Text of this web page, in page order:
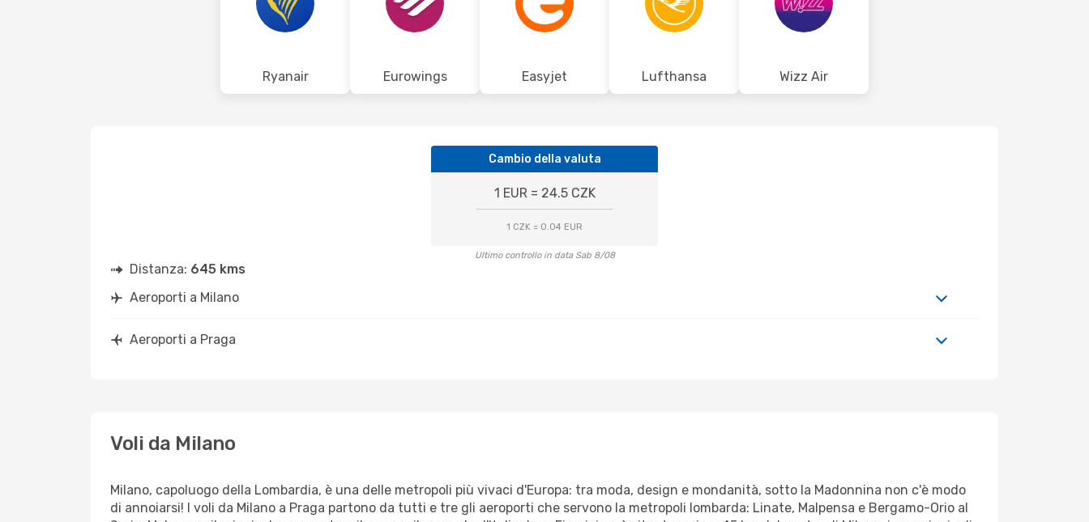
Ryanair Eurowings Easyjet Lufthansa Wizz Air
Cambio della valuta
1 EUR = 24.5 CZK
1 CZK = 0.04 EUR
Ultimo controllo in data Sab 8/08
Distanza: 645 kms
Aeroporti a Milano
Aeroporti a Praga
Voli da Milano
Milano, capoluogo della Lombardia, è una delle metropoli più vivaci d'Europa: tra moda, design e mondanità, sotto la Madonnina non c'è modo
di annoiarsi! I voli da Milano a Praga partono da tutti e tre gli aeroporti che servono la metropoli lombarda: Linate, Malpensa e Bergamo-Orio al